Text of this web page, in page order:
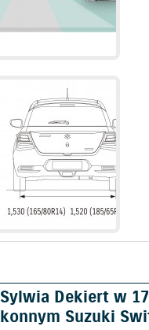
Sylwia Dekiert w
konnym Suzuki